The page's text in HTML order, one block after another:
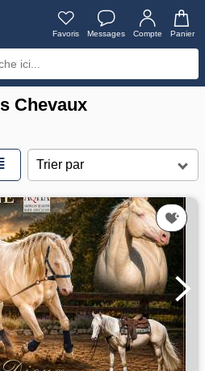
Favoris Messages Compte Panier
Chevaux